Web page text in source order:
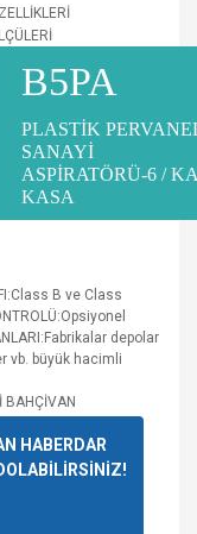
B5PA
PLASTİK
SANAYİ
ASPİRATÖRÜ-6 /
KASA
B ve Class
depolar
vb. büyük hacimli
ve diğer
formunu
HABERDAR